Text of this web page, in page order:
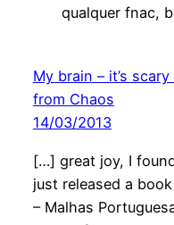
qualquer fnac,
My brain – it’s
from Chaos
14/03/2013
[…] great joy, I
just released a
– Malhas